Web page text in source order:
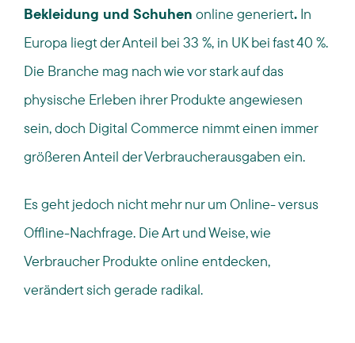
Bekleidung und Schuhen online generiert. In
Europa liegt der Anteil bei 33 %, in UK bei fast 40 %.
Die Branche mag nach wie vor stark auf das
physische Erleben ihrer Produkte angewiesen
sein, doch Digital Commerce nimmt einen immer
größeren Anteil der Verbraucherausgaben ein.
Es geht jedoch nicht mehr nur um Online- versus
Offline-Nachfrage. Die Art und Weise, wie
Verbraucher Produkte online entdecken,
verändert sich gerade radikal.